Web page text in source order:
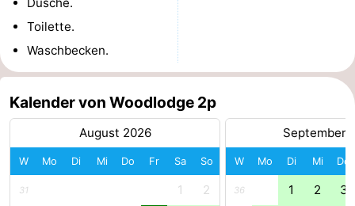
Denkmäler
-
Kirchen
-
Mühlen
-
Aussichtspunkte
Attraktionen
-
Toilette.
Waschbecken.
Kalender von Woodlodge 2p
August 2026
W Mo Di Mi Do Fr Sa So
31 1 2
September
W Mo Di Mi Do
36 1 2 3